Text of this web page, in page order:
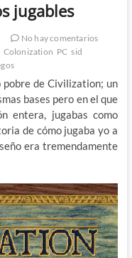
jugables
No hay comentarios
Colonization PC sid
de Civilization; un
bases pero en el que
entera, jugabas como
de cómo jugaba yo a
era tremendamente